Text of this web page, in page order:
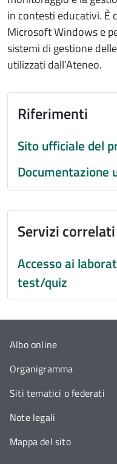
in contesti educativi. È
Microsoft Windows e
sistemi di gestione
utilizzati dall’Ateneo.
Riferimenti
Sito ufficiale del
Documentazione
Servizi correlati
Accesso ai
test/quiz
Albo online
Organigramma
Siti tematici o federati
Note legali
Mappa del sito